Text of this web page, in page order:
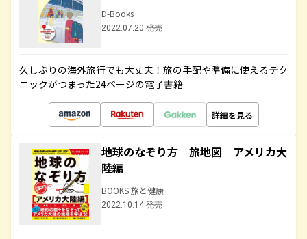
D-Books
2022.07.20 発売
久しぶりの海外旅行でも大丈夫！旅の手配や準備に使えるテク
ニックがつまった24ページの電子書籍
詳細を見る
地球のなぞり方 旅地図 アメリカ大
陸編
BOOKS 旅と健康
2022.10.14 発売